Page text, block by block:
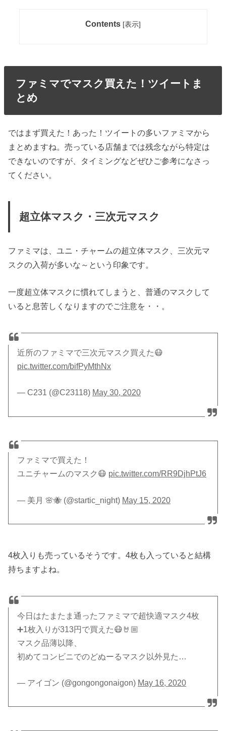
Contents [表示]
ファミマでマスク買えた！ツイートま
とめ
ではまず買えた！あった！ツイートの多いファミマから
まとめますね。売っている店舗までは残念ながら特定は
できないのですが、タイミングなどぜひご参考になさっ
てください。
超立体マスク・三次元マスク
ファミマは、ユニ・チャームの超立体マスク、三次元マ
スクの入荷が多いな～という印象です。
一度超立体マスクに慣れてしまうと、普通のマスクして
いると息苦しくなりますのでご注意を・・。
近所のファミマで三次元マスク買えた😷
pic.twitter.com/bifPyMthNx
— C231 (@C23118) May 30, 2020
ファミマで買えた！
ユニチャームのマスク😷 pic.twitter.com/RR9DjhPtJ6
— 美月 🌸🐝 (@startic_night) May 15, 2020
4枚入りも売っているそうです。4枚も入っていると結構
持ちますよね。
今日はたまたま通ったファミマで超快適マスク4枚
➕1枚入りが313円で買えた😷🤘🏼
マスク品薄以降、
初めてコンビニでのどぬーるマスク以外見た…
— アイゴン (@gongongonaigon) May 16, 2020